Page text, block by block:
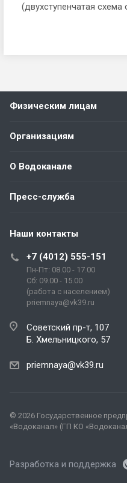
(двухступенчатая схема
Физическим лицам
Организациям
О Водоканале
Пресс-служба
Наши контакты
+7 (4012) 555-151
Пн-Пт: 08.00 - 17.00
Сб: 09.00 - 15.00
(работа с населением)
priemnaya@vk39.ru
Советский пр-т, 107
Б. Хмельницкого, 57
priemnaya@vk39.ru
© 2026 Государственное
«Водоканал» (ГП КО
Разработка и поддержка